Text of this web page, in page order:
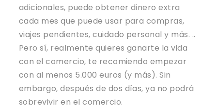
adicionales, puede obtener dinero extra
cada mes que puede usar para compras,
viajes pendientes, cuidado personal y más. ..
Pero sí, realmente quieres ganarte la vida
con el comercio, te recomiendo empezar
con al menos 5.000 euros (y más). Sin
embargo, después de dos días, ya no podrá
sobrevivir en el comercio.